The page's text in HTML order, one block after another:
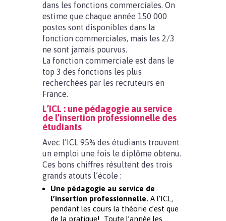
dans les fonctions commerciales. On
estime que chaque année 150 000
postes sont disponibles dans la
fonction commerciales, mais les 2/3
ne sont jamais pourvus.
La fonction commerciale est dans le
top 3 des fonctions les plus
recherchées par les recruteurs en
France.
L’ICL : une pédagogie au service
de l’insertion professionnelle des
étudiants
Avec l’ICL 95% des étudiants trouvent
un emploi une fois le diplôme obtenu.
Ces bons chiffres résultent des trois
grands atouts l’école :
Une pédagogie au service de
l’insertion professionnelle. A l’ICL,
pendant les cours la théorie c’est que
de la pratique! Toute l’année les